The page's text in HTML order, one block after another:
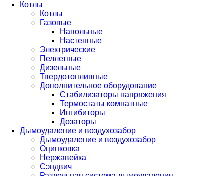
Котлы
Котлы
Газовые
Напольные
Настенные
Электрические
Пеллетные
Дизельные
Твердотопливные
Дополнительное оборудование
Стабилизаторы напряжения
Термостаты комнатные
Ингибиторы
Дозаторы
Дымоудаление и воздухозабор
Дымоудаление и воздухозабор
Оцинковка
Нержавейка
Сэндвич